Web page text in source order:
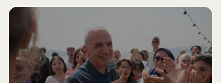
İsmet Yıldırım ’ı Takip Edin